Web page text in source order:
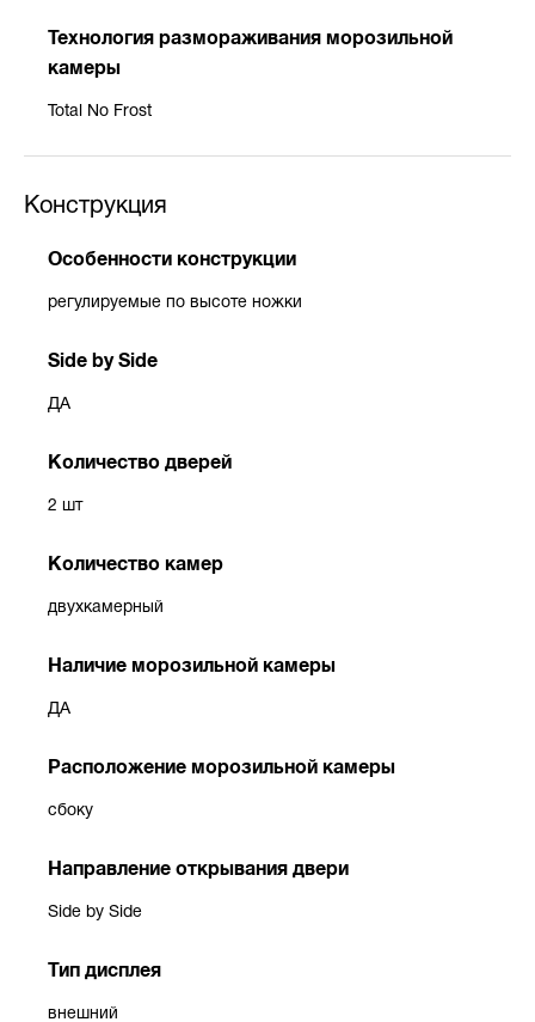
Технология размораживания морозильной
камеры
Total No Frost
Конструкция
Особенности конструкции
регулируемые по высоте ножки
Side by Side
ДА
Количество дверей
2 шт
Количество камер
двухкамерный
Наличие морозильной камеры
ДА
Расположение морозильной камеры
сбоку
Направление открывания двери
Side by Side
Тип дисплея
внешний